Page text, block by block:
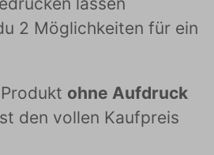
2 Möglichkeiten für ein
ohne Aufdruck
den vollen Kaufpreis